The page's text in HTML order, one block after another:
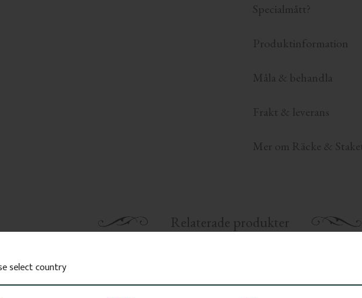
Specialmått?
Produktinformation
Måla & behandla
Frakt & leverans
Mer om Räcke &
Relaterade produkter
select country